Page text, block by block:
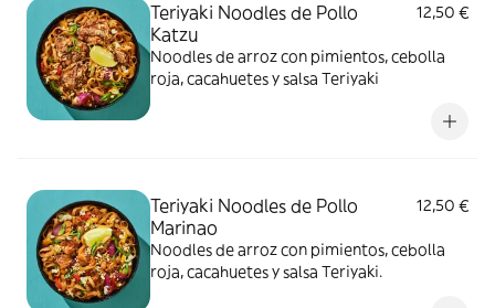
Teriyaki Noodles de Pollo
Katzu
12,50 €
Noodles de arroz con pimientos, cebolla
roja, cacahuetes y salsa Teriyaki
Teriyaki Noodles de Pollo
Marinao
12,50 €
Noodles de arroz con pimientos, cebolla
roja, cacahuetes y salsa Teriyaki.